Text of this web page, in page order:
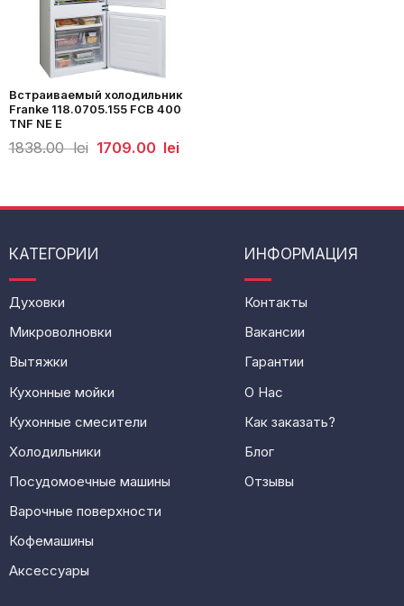
Встраиваемый холодильник
Franke 118.0705.155 FCB 400
TNF NE E
1838.00lei Первоначальная
цена
1709.00 leiТекущая
цена:
КАТЕГОРИИ
Духовки
Микроволновки
Вытяжки
Кухонные мойки
Кухонные смесители
Холодильники
Посудомоечные машины
Варочные поверхности
Кофемашины
Аксессуары
ИНФОРМАЦИЯ
Контакты
Вакансии
Гарантии
О Нас
Как заказать?
Блог
Отзывы